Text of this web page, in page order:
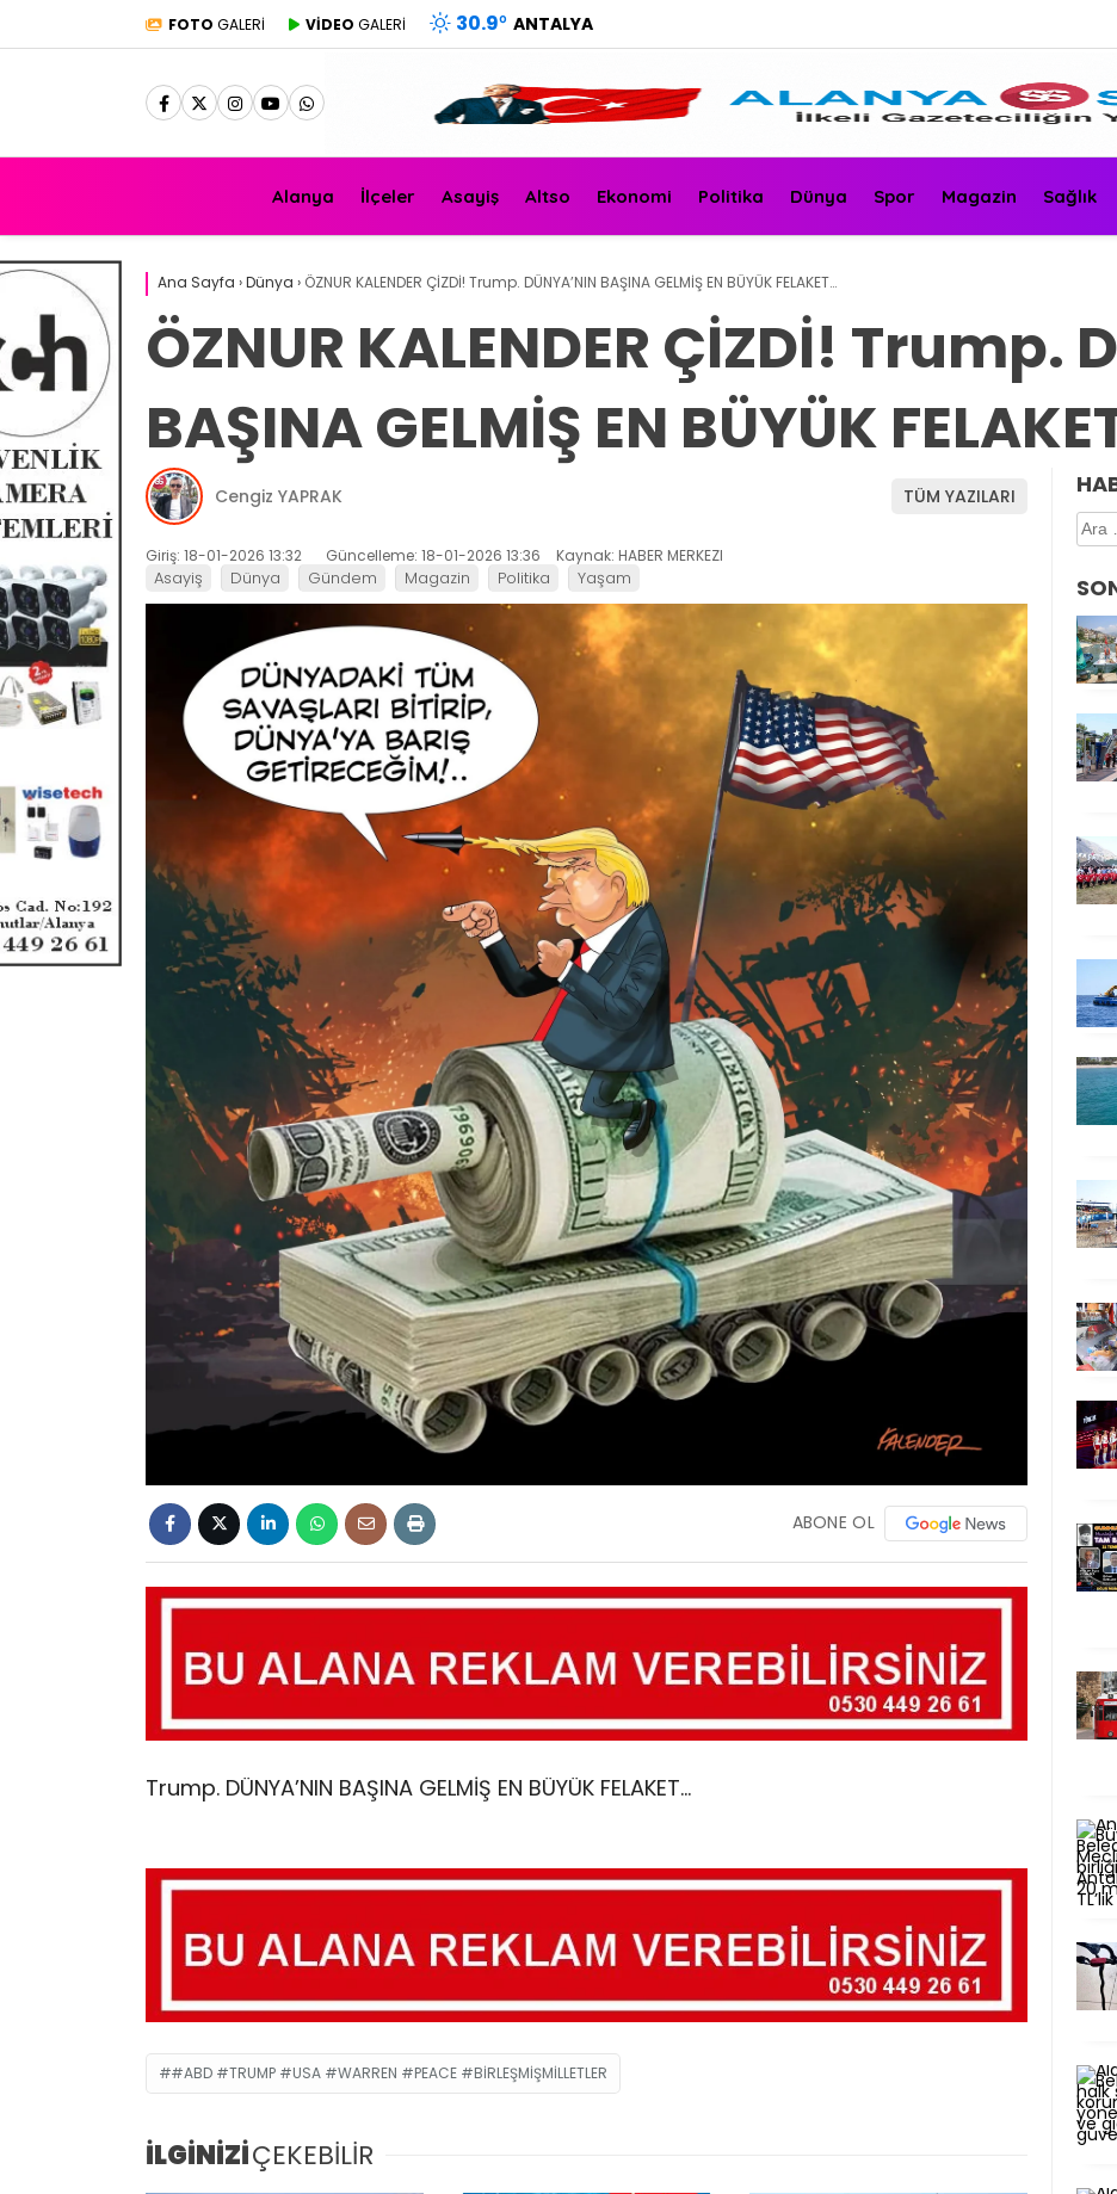
FOTO GALERİ VİDEO GALERİ 30.9° ANTALYA
Alanya İlçeler Asayiş Altso Ekonomi Politika Dünya Spor Magazin Sağlık
Ana Sayfa ›Dünya › ÖZNUR KALENDER ÇİZDİ! Trump. DÜNYA’NIN BAŞINA GELMİŞ EN BÜYÜK FELAKET…
ÖZNUR KALENDER ÇİZDİ! Trump.
BAŞINA GELMİŞ EN BÜYÜK
Cengiz YAPRAK TÜM YAZILARI
Giriş: 18-01-2026 13:32 Güncelleme: 18-01-2026 13:36 Kaynak: HABER MERKEZI
Asayiş Dünya Gündem Magazin Politika Yaşam
ABONE OL
Trump. DÜNYA’NIN BAŞINA GELMİŞ EN BÜYÜK FELAKET…
#ABD #TRUMP #USA #WARREN #PEACE #BIRLEŞMIŞMILLETLER
İLGİNİZİÇEKEBİLİR